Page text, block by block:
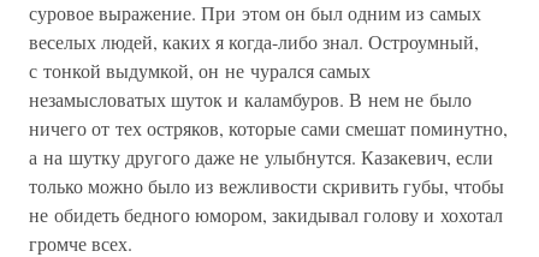
суровое выражение. При этом он был одним из самых
веселых людей, каких я когда-либо знал. Остроумный,
с тонкой выдумкой, он не чурался самых
незамысловатых шуток и каламбуров. В нем не было
ничего от тех остряков, которые сами смешат поминутно,
а на шутку другого даже не улыбнутся. Казакевич, если
только можно было из вежливости скривить губы, чтобы
не обидеть бедного юмором, закидывал голову и хохотал
громче всех.